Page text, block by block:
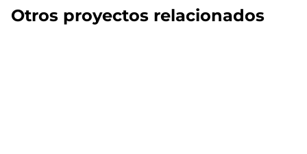
Otros proyectos relacionados